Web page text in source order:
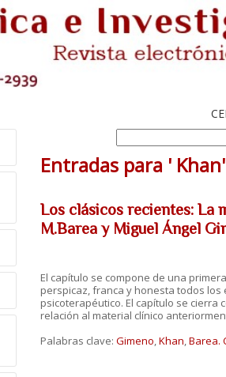
Entradas para ' Khan'
Los clásicos recientes: La
M.Barea y Miguel Ángel
El capítulo se compone de una
perspicaz, franca y honesta todos
psicoterapéutico. El capítulo se
relación al material clínico
Palabras clave: Gimeno,Khan,Barea.